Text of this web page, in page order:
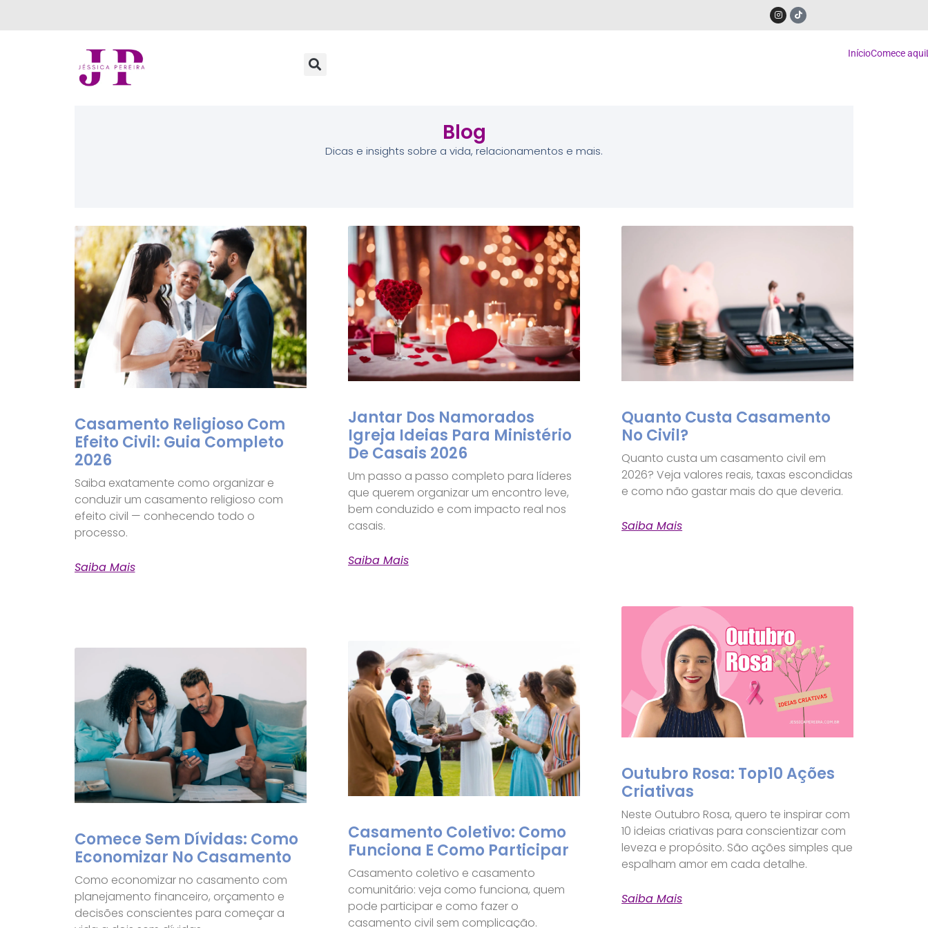
InícioComece aqui
Blog
Dicas e insights sobre a vida, relacionamentos e mais.
Casamento Religioso Com
Efeito Civil: Guia Completo
2026
Saiba exatamente como organizar e
conduzir um casamento religioso com
efeito civil — conhecendo todo o
processo.
Saiba Mais
Jantar Dos Namorados
Igreja Ideias Para Ministério
De Casais 2026
Um passo a passo completo para líderes
que querem organizar um encontro leve,
bem conduzido e com impacto real nos
casais.
Saiba Mais
Quanto Custa Casamento
No Civil?
Quanto custa um casamento civil em
2026? Veja valores reais, taxas escondidas
e como não gastar mais do que deveria.
Saiba Mais
Comece Sem Dívidas: Como
Economizar No Casamento
Como economizar no casamento com
planejamento financeiro, orçamento e
decisões conscientes para começar a
Casamento Coletivo: Como
Funciona E Como Participar
Casamento coletivo e casamento
comunitário: veja como funciona, quem
pode participar e como fazer o
casamento civil sem complicação.
Outubro Rosa: Top10 Ações
Criativas
Neste Outubro Rosa, quero te inspirar com
10 ideias criativas para conscientizar com
leveza e propósito. São ações simples que
espalham amor em cada detalhe.
Saiba Mais